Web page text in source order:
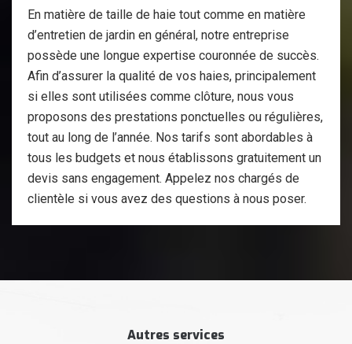
En matière de taille de haie tout comme en matière
d’entretien de jardin en général, notre entreprise
possède une longue expertise couronnée de succès.
Afin d’assurer la qualité de vos haies, principalement
si elles sont utilisées comme clôture, nous vous
proposons des prestations ponctuelles ou régulières,
tout au long de l’année. Nos tarifs sont abordables à
tous les budgets et nous établissons gratuitement un
devis sans engagement. Appelez nos chargés de
clientèle si vous avez des questions à nous poser.
Autres services